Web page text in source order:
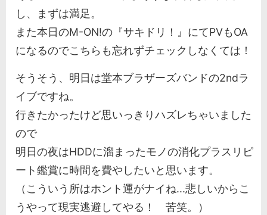
し、まずは満足。
また本日のM-ON!の『サキドリ！』にてPVもOA
になるのでこちらも忘れずチェックしなくては！
そうそう、明日は堂本ブラザーズバンドの2ndラ
イブですね。
行きたかったけど思いっきりハズレちゃいました
ので
明日の夜はHDDに溜まったモノの消化プラスリピ
ート鑑賞に時間を費やしたいと思います。
（こういう所はホント運がナイね...悲しいからこ
うやって現実逃避してやる！ 苦笑。）